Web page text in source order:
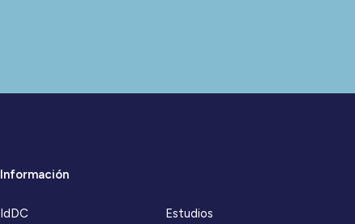
Información
IdDC Estudios